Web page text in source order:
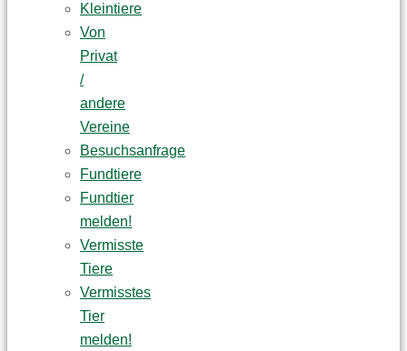
Kleintiere
Von
Privat
/
andere
Vereine
Besuchsanfrage
Fundtiere
Fundtier
melden!
Vermisste
Tiere
Vermisstes
Tier
melden!